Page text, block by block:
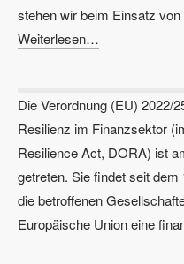
stehen wir beim Einsatz
Weiterlesen…
Die Verordnung (EU) 2022/
Resilienz im Finanzsektor
Resilience Act, DORA) ist
getreten. Sie findet seit
die betroffenen
Europäische Union eine